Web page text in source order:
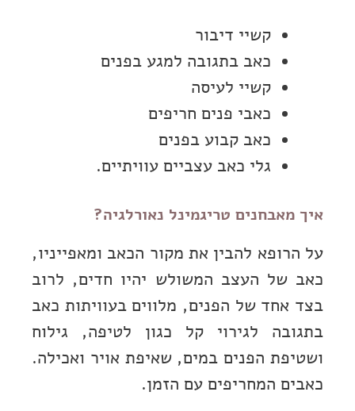
קשיי דיבור
כאב בתגובה למגע בפנים
קשיי לעיסה
כאבי פנים חריפים
כאב קבוע בפנים
גלי כאב עצביים עוויתיים.
איך מאבחנים טריגמינל נאורלגיה?
על הרופא להבין את מקור הכאב ומאפייניו,
כאב של העצב המשולש יהיו חדים, לרוב
בצד אחד של הפנים, מלווים בעוויתות כאב
בתגובה לגירוי קל כגון לטיפה, גילוח
ושטיפת הפנים במים, שאיפת אויר ואכילה.
כאבים המחריפים עם הזמן.